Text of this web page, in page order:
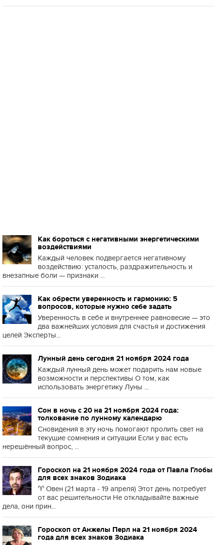
Как бороться с негативными энергетическими
воздействиями
Каждый человек подвергается негативному
воздействию: усталость, раздражительность и
внезапные боли — признаки ...
Как обрести уверенность и гармонию: 5
вопросов, которые нужно себе задать
Уверенность в себе и внутреннее равновесие — это
два важнейших условия для счастья и достижения
целей Эксперты...
Лунный день сегодня 21 ноября 2024 года
Каждый лунный день может подарить нам новые
возможности и перспективы О том, как
использовать энергетику Луны ...
Сон в ночь с 20 на 21 ноября 2024 года:
толкование по лунному календарю
Сновидения в эту ночь помогают пролить свет на
текущие сомнения и ситуации Если у вас есть
нерешённый вопрос, ...
Гороскоп на 21 ноября 2024 года от Павла Глобы
для всех знаков Зодиака
♈️ Овен (21 марта - 19 апреля) Этот день потребует
от вас решительности Не откладывайте важные
дела, они прин...
Гороскоп от Анжелы Перл на 21 ноября 2024
года для всех знаков Зодиака